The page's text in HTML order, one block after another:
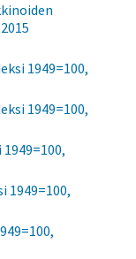
1949=100,
1949=100,
1949=100,